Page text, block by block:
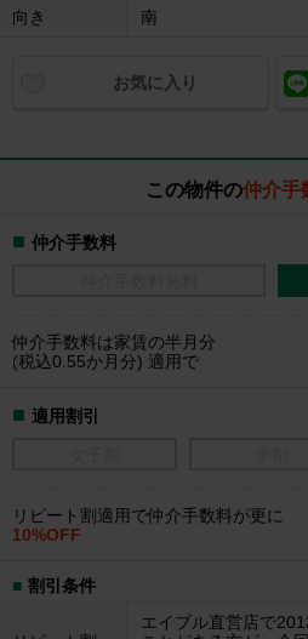
向き 南
お気に入り
この物件の仲介手
仲介手数料
仲介手数料は家賃の半月分
(税込0.55か月分) 適用で
適用割引
リピート割適用で仲介手数料が更に
10%OFF
割引条件
エイブル直営店で